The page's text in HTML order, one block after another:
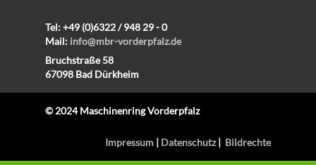
Tel: +49 (0)6322 / 948 29 - 0
Mail: info@mbr-vorderpfalz.de
Bruchstraße 58
67098 Bad Dürkheim
© 2024 Maschinenring Vorderpfalz
Impressum | Datenschutz| Bildrechte